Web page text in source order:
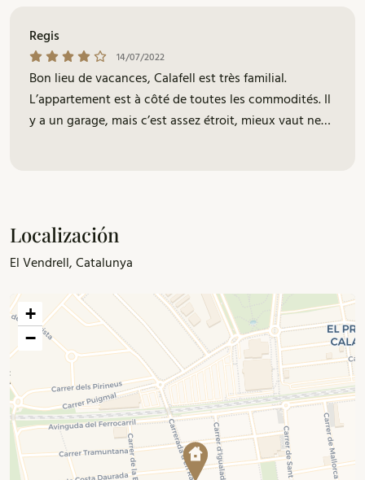
Regis
14/07/2022
Bon lieu de vacances, Calafell est très familial.
L’appartement est à côté de toutes les commodités. Il
y a un garage, mais c’est assez étroit, mieux vaut ne
Localización
El Vendrell, Catalunya
+
−